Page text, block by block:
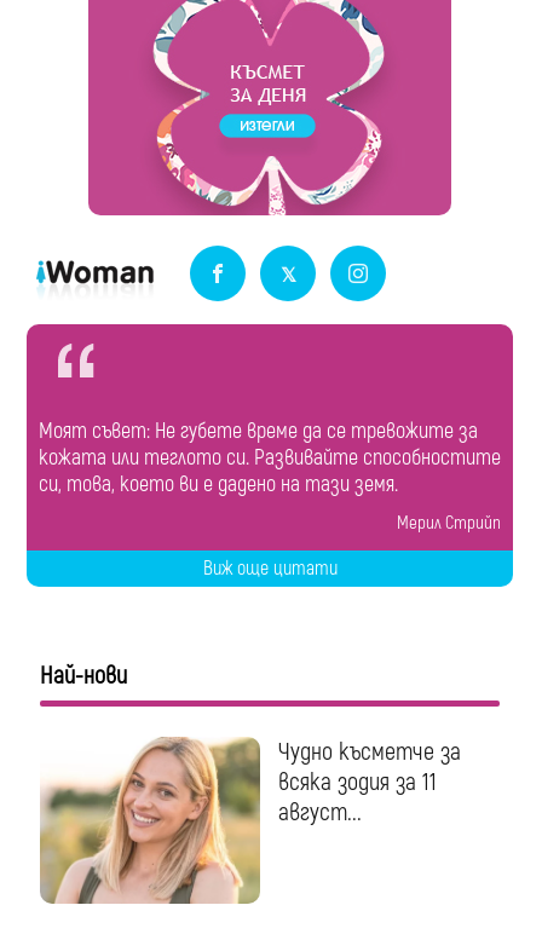
Моят съвет: Не губете време да се тревожите за
кожата или теглото си. Развивайте способностите
си, това, което ви е дадено на тази земя.
Мерил Стрийп
Виж още цитати
Най-нови
Чудно късметче за
всяка зодия за 11
август...